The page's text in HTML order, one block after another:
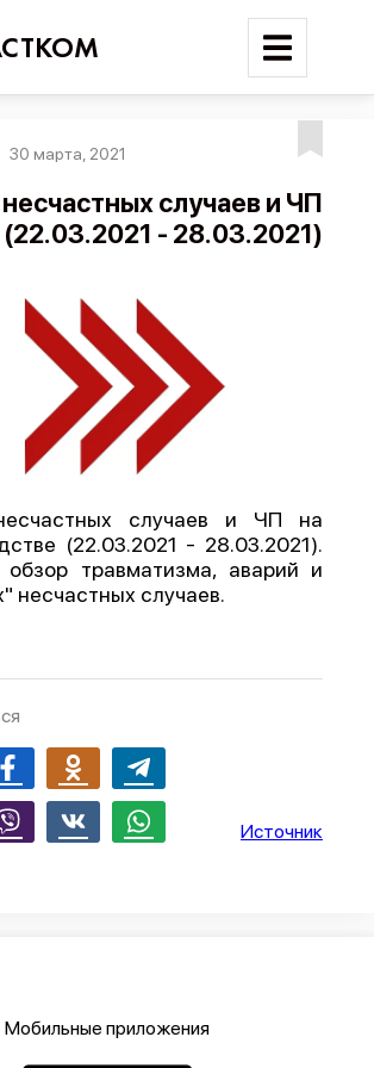
Поиск
Карта событий
Трудовые конфликты
Отчеты
Предложить публикацию
API
О проекте
конфиденциальности
30 марта, 2021
случаев и ЧП
(22.03.2021 - 28.03.2021)
случаев и ЧП на
(22.03.2021 - 28.03.2021).
обзор травматизма, аварий и
несчастных случаев.
Источник
Мобильные приложения